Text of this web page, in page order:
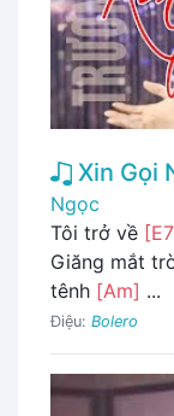
Xin Gọi
Ngọc
Tôi trở về
Giăng mắt
tênh [Am] ...
Điệu: Bolero